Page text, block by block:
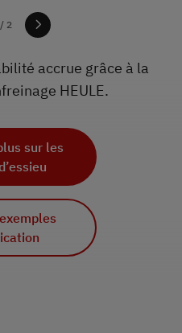
2
accrue grâce à la
HEULE.
sur les